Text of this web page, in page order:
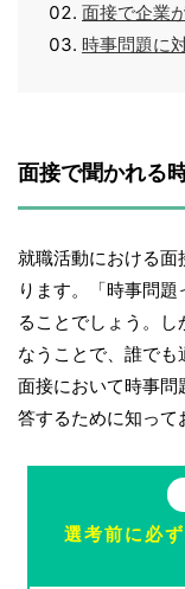
面接で企業
時事問題に
面接で聞かれる
就職活動における面
ります。「時事問
ることでしょう。
なうことで、誰でも
面接において時事問
答するために知って
選考前に必